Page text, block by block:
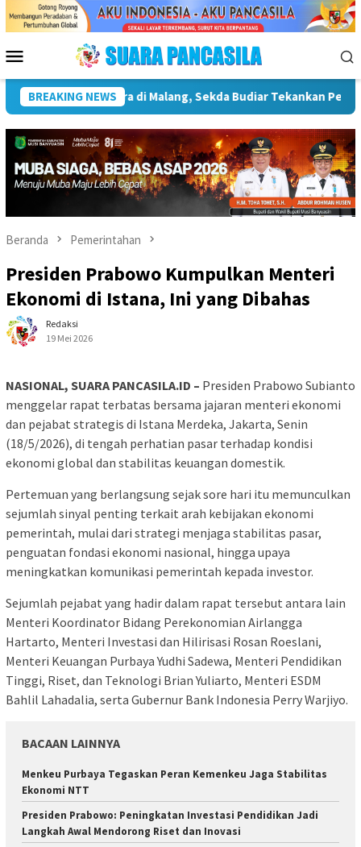
Menu
Mobile
BREAKING NEWS
Kebudayaan Wakil Wali Kota Lepas Lomba
Beranda Pemerintahan
Presiden Prabowo Kumpulkan Menteri
Ekonomi di Istana, Ini yang Dibahas
Redaksi
19 Mei 2026
NASIONAL, SUARA PANCASILA.ID – Presiden Prabowo Subianto
menggelar rapat terbatas bersama jajaran menteri ekonomi
dan pejabat strategis di Istana Merdeka, Jakarta, Senin
(18/5/2026), di tengah perhatian pasar terhadap kondisi
ekonomi global dan stabilitas keuangan domestik.
Pertemuan yang berlangsung sejak sore hari itu memunculkan
sejumlah sinyal penting terkait arah kebijakan ekonomi
pemerintah, mulai dari strategi menjaga stabilitas pasar,
penguatan fondasi ekonomi nasional, hingga upaya
meningkatkan komunikasi pemerintah kepada investor.
Sejumlah pejabat yang hadir dalam rapat tersebut antara lain
Menteri Koordinator Bidang Perekonomian Airlangga
Hartarto, Menteri Investasi dan Hilirisasi Rosan Roeslani,
Menteri Keuangan Purbaya Yudhi Sadewa, Menteri Pendidikan
Tinggi, Riset, dan Teknologi Brian Yuliarto, Menteri ESDM
Bahlil Lahadalia, serta Gubernur Bank Indonesia Perry Warjiyo.
BACAAN LAINNYA
Menkeu Purbaya Tegaskan Peran Kemenkeu Jaga Stabilitas
Ekonomi NTT
Presiden Prabowo: Peningkatan Investasi Pendidikan Jadi
Langkah Awal Mendorong Riset dan Inovasi